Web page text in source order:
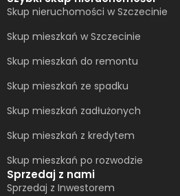
Skup nieruchomości w Szczecinie
Skup mieszkań w Szczecinie
Skup mieszkań do remontu
Skup mieszkań ze spadku
Skup mieszkań zadłużonych
Skup mieszkań z kredytem
Skup mieszkań po rozwodzie
Sprzedaj z nami
Sprzedaj z Inwestorem